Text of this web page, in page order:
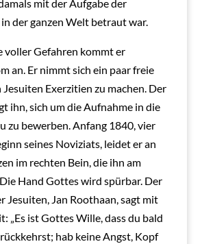
mit der Aufgabe der
der ganzen Welt betraut war.
voller Gefahren kommt er
an. Er nimmt sich ein paar freie
Jesuiten Exerzitien zu machen. Der
ihn, sich um die Aufnahme in die
zu bewerben. Anfang 1840, vier
seines Noviziats, leidet er an
im rechten Bein, die ihn am
Hand Gottes wird spürbar. Der
Jesuiten, Jan Roothaan, sagt mit
„Es ist Gottes Wille, dass du bald
hab keine Angst, Kopf